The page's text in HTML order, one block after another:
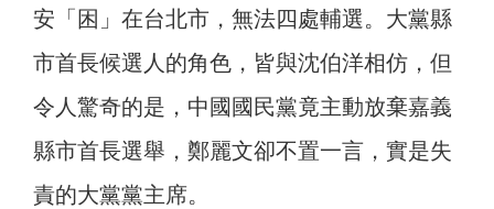
安「困」在台北市，無法四處輔選。大黨縣
市首長候選人的角色，皆與沈伯洋相仿，但
令人驚奇的是，中國國民黨竟主動放棄嘉義
縣市首長選舉，鄭麗文卻不置一言，實是失
責的大黨黨主席。